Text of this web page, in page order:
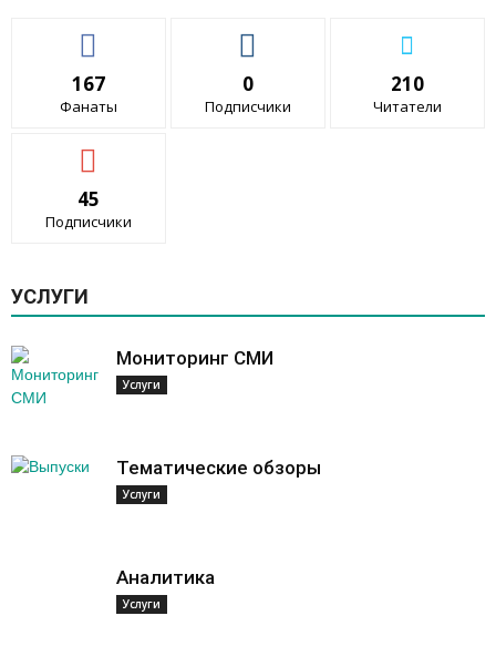
167
Фанаты
0
Подписчики
210
Читатели
45
Подписчики
УСЛУГИ
Мониторинг СМИ
Услуги
Тематические обзоры
Услуги
Аналитика
Услуги